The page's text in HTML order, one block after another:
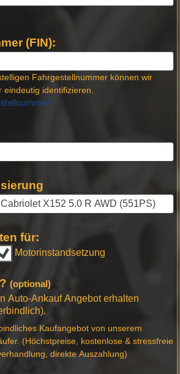
(FIN):
Fahrgestellnummer können wir
eindeutig identifizieren.
für:
Motorinstandsetzung
(optional)
Auto-Ankauf Angebot erhalten
Kaufangebot von unserem
(Höchstpreise, kostenlose & stressfreie
direkte Auszahlung)